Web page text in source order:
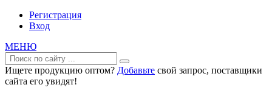
Регистрация
Вход
МЕНЮ
Ищете продукцию оптом? Добавьте свой запрос, поставщики
сайта его увидят!